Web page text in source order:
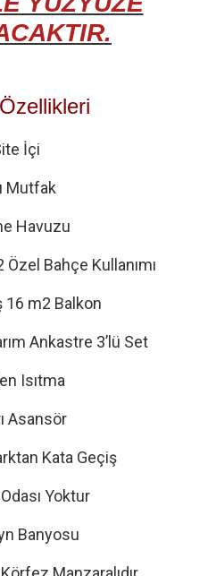
İçi
Mutfak
Havuzu
Bahçe Kullanımı
16 m2 Balkon
Ankastre 3’lü Set
Isıtma
Asansör
Kata Geçiş
Yoktur
Banyosu